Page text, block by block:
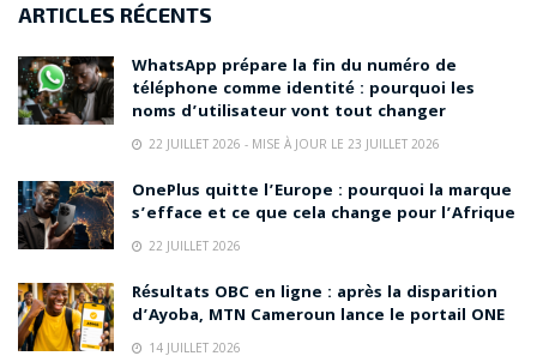
ARTICLES RÉCENTS
WhatsApp prépare la fin du numéro de
téléphone comme identité : pourquoi les
noms d’utilisateur vont tout changer
22 JUILLET 2026 - MISE À JOUR LE 23 JUILLET 2026
OnePlus quitte l’Europe : pourquoi la marque
s’efface et ce que cela change pour l’Afrique
22 JUILLET 2026
Résultats OBC en ligne : après la disparition
d’Ayoba, MTN Cameroun lance le portail ONE
14 JUILLET 2026